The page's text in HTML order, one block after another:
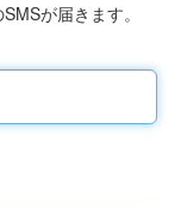
が届きます。